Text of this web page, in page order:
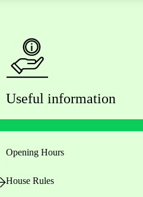
Useful information
Opening Hours
House Rules